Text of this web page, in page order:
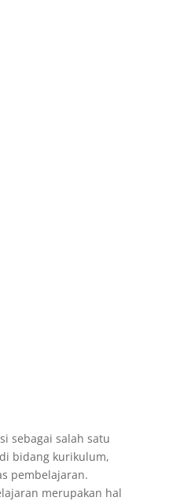
sebagai salah satu
bidang kurikulum,
pembelajaran.
merupakan hal